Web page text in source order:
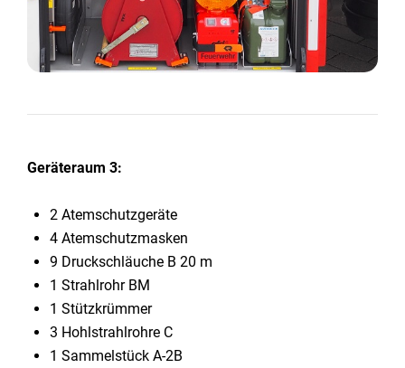
Geräteraum 3:
2 Atemschutzgeräte
4 Atemschutzmasken
9 Druckschläuche B 20 m
1 Strahlrohr BM
1 Stützkrümmer
3 Hohlstrahlrohre C
1 Sammelstück A-2B